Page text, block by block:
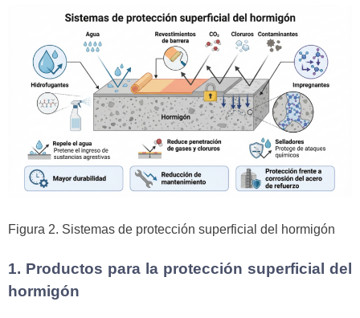
Figura 2. Sistemas de protección superficial del hormigón
1. Productos para la protección superficial del
hormigón